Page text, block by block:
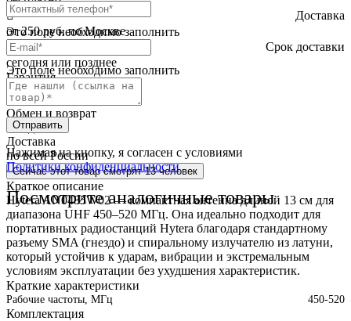
Это поле необходимо заполнить
Это поле необходимо заполнить
Отправить
Нажимая на кнопку, я согласен с условиями
Политики конфиденциальности
Посмотрите аналогичные товары
Доставка
от 250 руб. по Москве
Cрок доставки
сегодня или позднее
Гарантия
12 месяца
Обмен и возврат
2 недели
Доставка
по всей России
Сейчас этот товарсмотрят 13 человек
Краткое описание
Hytera AN0485W02 — компактная антенна длиной 13 см для
диапазона UHF 450–520 МГц. Она идеально подходит для
портативных радиостанций Hytera благодаря стандартному
разъему SMA (гнездо) и спиральному излучателю из латуни,
который устойчив к ударам, вибрации и экстремальным
условиям эксплуатации без ухудшения характеристик.
Краткие характеристики
Рабочие частоты, МГц 450-520
Комплектация